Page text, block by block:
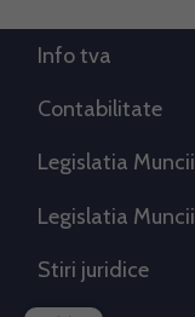
Info tva
Contabilitate
Legislatia Muncii
Legislatia Muncii
Stiri juridice